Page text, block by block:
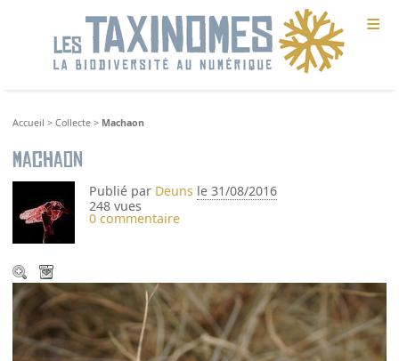
≡
Accueil >Collecte > Machaon
Machaon
Publié par Deuns le 31/08/2016
248 vues
0 commentaire